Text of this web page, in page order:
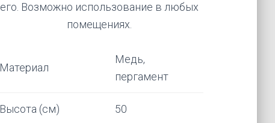
его. Возможно использование в любых
помещениях.
Материал
Медь,
пергамент
Высота (см) 50